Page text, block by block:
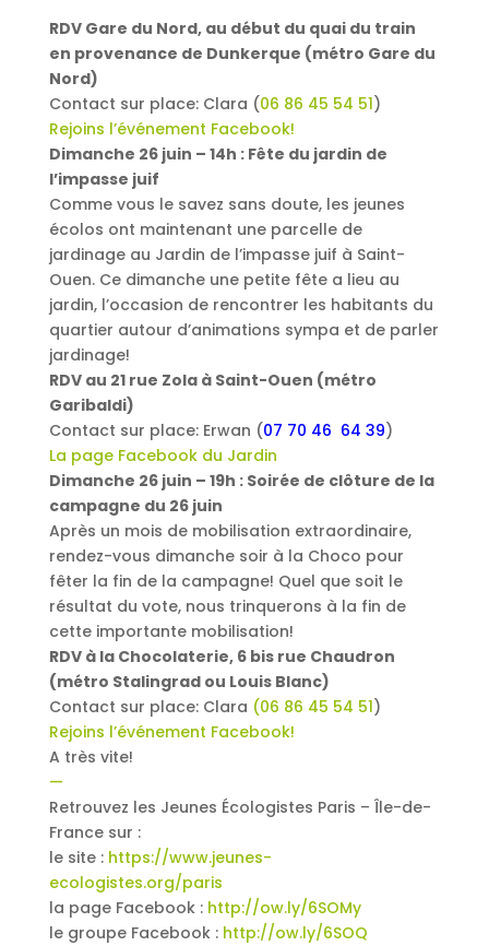
RDV Gare du Nord, au début du quai du train
en provenance de Dunkerque (métro Gare du
Nord)
Contact sur place: Clara (06 86 45 54 51)
Rejoins l’événement Facebook!
Dimanche 26 juin – 14h : Fête du jardin de
l’impasse juif
Comme vous le savez sans doute, les jeunes
écolos ont maintenant une parcelle de
jardinage au Jardin de l’impasse juif à Saint-
Ouen. Ce dimanche une petite fête a lieu au
jardin, l’occasion de rencontrer les habitants du
quartier autour d’animations sympa et de parler
jardinage!
RDV au 21 rue Zola à Saint-Ouen (métro
Garibaldi)
Contact sur place: Erwan (07 70 46 64 39)
La page Facebook du Jardin
Dimanche 26 juin – 19h : Soirée de clôture de la
campagne du 26 juin
Après un mois de mobilisation extraordinaire,
rendez-vous dimanche soir à la Choco pour
fêter la fin de la campagne! Quel que soit le
résultat du vote, nous trinquerons à la fin de
cette importante mobilisation!
RDV à la Chocolaterie, 6 bis rue Chaudron
(métro Stalingrad ou Louis Blanc)
Contact sur place: Clara (06 86 45 54 51)
Rejoins l’événement Facebook!
A très vite!
—
Retrouvez les Jeunes Écologistes Paris – Île-de-
France sur :
le site : https://www.jeunes-
ecologistes.org/paris
la page Facebook : http://ow.ly/6SOMy
le groupe Facebook : http://ow.ly/6SOQ